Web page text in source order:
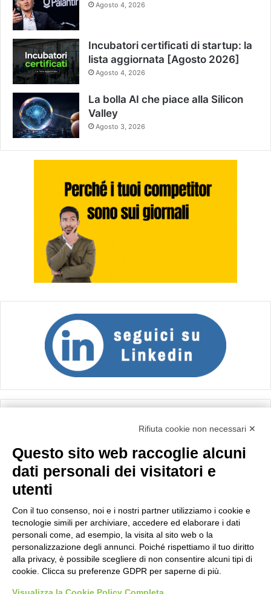
Agosto 4, 2026
Incubatori certificati di startup: la
lista aggiornata [Agosto 2026]
Agosto 4, 2026
La bolla AI che piace alla Silicon
Valley
Agosto 3, 2026
Importo netto (€):
Calcola
Rifiuta cookie non necessari ✕
Questo sito web raccoglie alcuni
dati personali dei visitatori e
utenti
Con il tuo consenso, noi e i nostri partner utilizziamo i cookie e
tecnologie simili per archiviare, accedere ed elaborare i dati
personali come, ad esempio, la visita al sito web o la
personalizzazione degli annunci. Poiché rispettiamo il tuo diritto
alla privacy, è possibile scegliere di non consentire alcuni tipi di
cookie. Clicca su preferenze GDPR per saperne di più.